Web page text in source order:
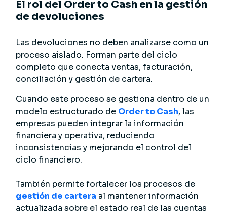
El rol del Order to Cash en la gestión
de devoluciones
Las devoluciones no deben analizarse como un
proceso aislado. Forman parte del ciclo
completo que conecta ventas, facturación,
conciliación y gestión de cartera.
Cuando este proceso se gestiona dentro de un
modelo estructurado de Order to Cash, las
empresas pueden integrar la información
financiera y operativa, reduciendo
inconsistencias y mejorando el control del
ciclo financiero.
También permite fortalecer los procesos de
gestión de cartera al mantener información
actualizada sobre el estado real de las cuentas